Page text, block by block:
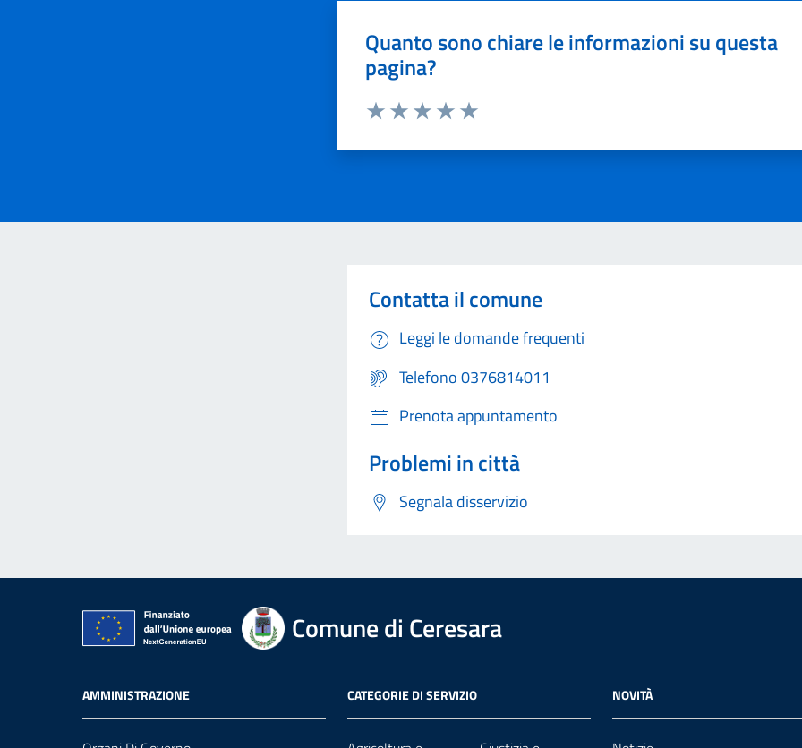
Quanto sono chiare le informazioni su questa
pagina?
Contatta il comune
Leggi le domande frequenti
Telefono 0376814011
Prenota appuntamento
Problemi in città
Segnala disservizio
Comune di Ceresara
AMMINISTRAZIONE CATEGORIE DI SERVIZIO NOVITÀ